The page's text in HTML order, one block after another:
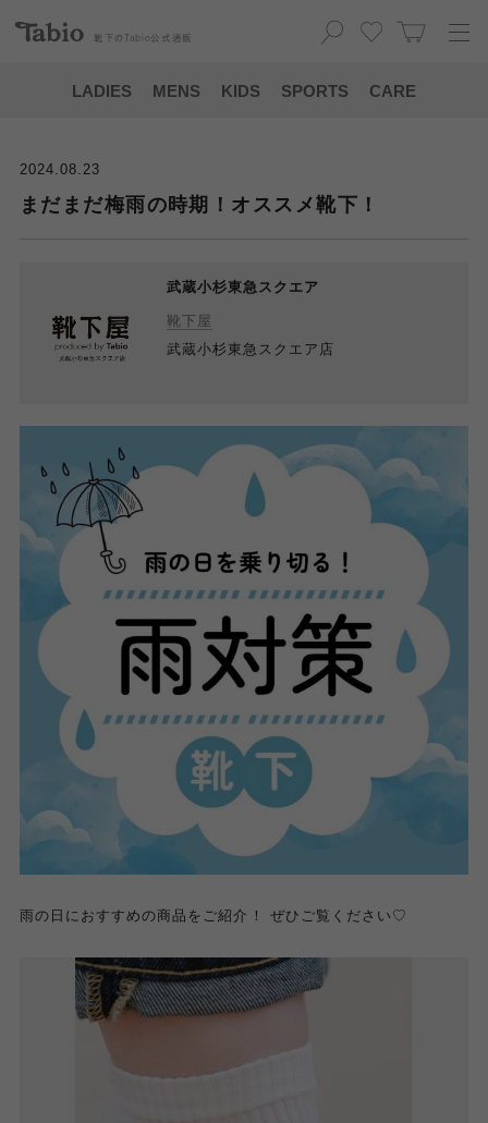
靴下の Tabio 公式通販
LADIES MENS KIDS SPORTS CARE
2024.08.23
まだまだ梅雨の時期！オススメ靴下！
武蔵小杉東急スクエア
靴下屋
武蔵小杉東急スクエア店
雨の日におすすめの商品をご紹介！ ぜひご覧ください♡